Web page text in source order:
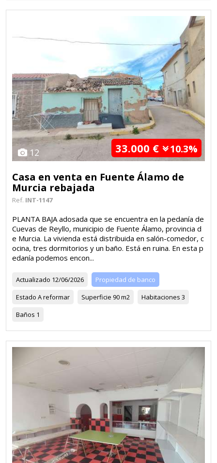
12 33.000 € 10.3%
Casa en venta en Fuente Álamo de
Murcia rebajada
Ref. INT-1147
PLANTA BAJA adosada que se encuentra en la pedanía de
Cuevas de Reyllo, municipio de Fuente Álamo, provincia d
e Murcia. La vivienda está distribuida en salón-comedor, c
ocina, tres dormitorios y un baño. Está en ruina. En esta p
edanía podemos encon...
Actualizado 12/06/2026
Propiedad de banco
Estado A reformar Superficie 90 m2 Habitaciones 3
Baños 1